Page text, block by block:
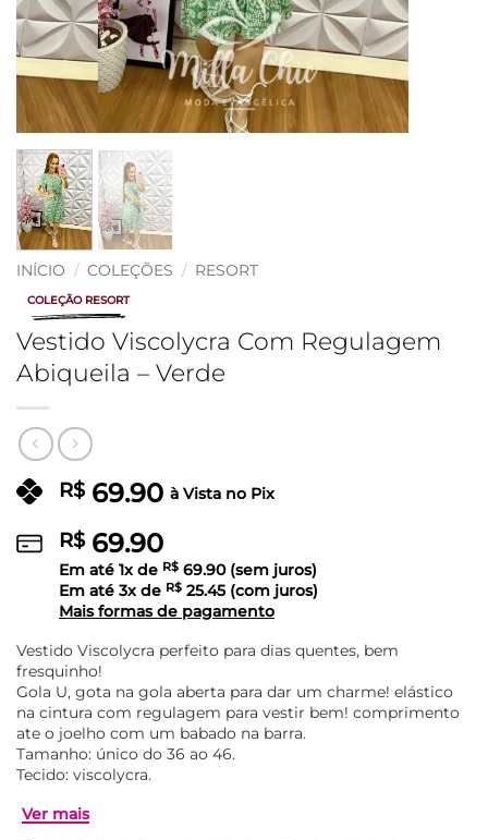
INÍCIO / COLEÇÕES / RESORT
COLEÇÃO RESORT
Vestido Viscolycra Com Regulagem
Abiqueila – Verde
R$69.90 à Vista no Pix
R$69.90
Em até 1x de R$ 69.90(sem juros)
Em até 3x de R$ 25.45 (com juros)
Mais formas de pagamento
Vestido Viscolycra perfeito para dias quentes, bem
fresquinho!
Gola U, gota na gola aberta para dar um charme! elástico
na cintura com regulagem para vestir bem! comprimento
ate o joelho com um babado na barra.
Tamanho: único do 36 ao 46.
Tecido: viscolycra.